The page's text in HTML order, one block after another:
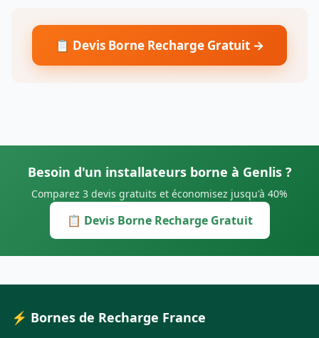
📋 Devis Borne Recharge Gratuit →
Besoin d'un installateurs borne à Genlis ?
Comparez 3 devis gratuits et économisez jusqu'à 40%
📋 Devis Borne Recharge Gratuit
⚡ Bornes de Recharge France